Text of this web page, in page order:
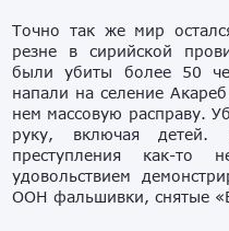
Точно так же мир
резне в сирийской
были убиты более 50
напали на селение
нем массовую расправу.
руку, включая детей.
преступления как-
удовольствием
ООН фальшивки, снятые